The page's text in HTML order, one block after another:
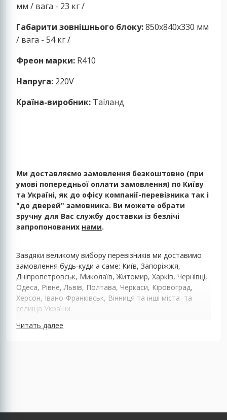
мм / вага - 23 кг /
Габарити зовнішнього блоку:850x840x330 мм
/ вага - 54 кг /
Фреон марки: R410
Напруга: 220V
Країна-виробник: Таїланд
Ми доставляємо замовлення безкоштовно (при
умові попередньої оплати замовлення) по Київу
та Україні, як до офісу компанії-перевізника так і
"до дверей" замовника. Ви можете обрати
зручну для Вас службу доставки із безлічі
запропонованих нами.
Завдяки великому вибору перевізників ми доставимо
замовлення будь-куди а саме: Київ, Запоріжжя,
Дніпропетровськ, Миколаїв, Житомир, Харків, Чернівці,
Одеса, Рівне, Львів, Полтава, Черкаси, Кіровоград,
Херсон, Івано-Франківськ, Вінниця та інші міста та
селища України.
Читать далее